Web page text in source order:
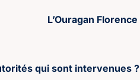
L’Ouragan Florence
qui sont intervenues ?